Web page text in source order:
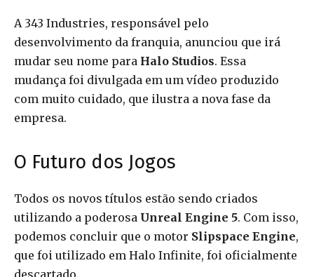
A 343 Industries, responsável pelo
desenvolvimento da franquia, anunciou que irá
mudar seu nome para Halo Studios. Essa
mudança foi divulgada em um vídeo produzido
com muito cuidado, que ilustra a nova fase da
empresa.
O Futuro dos Jogos
Todos os novos títulos estão sendo criados
utilizando a poderosa Unreal Engine 5. Com isso,
podemos concluir que o motor Slipspace Engine,
que foi utilizado em Halo Infinite, foi oficialmente